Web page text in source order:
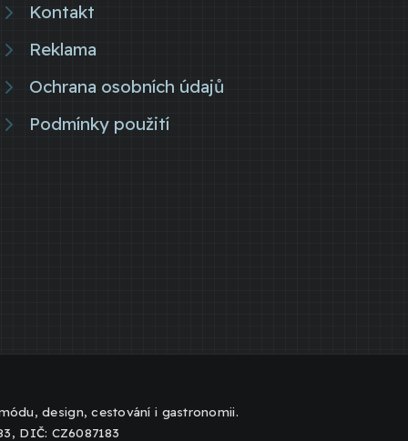
Kontakt
Reklama
Ochrana osobních údajů
Podmínky použití
design, cestování i gastronomii.
DIČ: CZ6087183